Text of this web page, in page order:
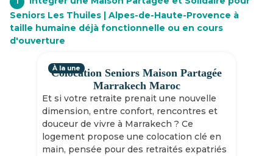
Seniors Les Thuiles | Alpes-de-Haute-Provence à
taille humaine déjà fonctionnelle ou en cours
d'ouverture
Colocation Seniors Maison Partagée
Marrakech Maroc
Et si votre retraite prenait une nouvelle
dimension, entre confort, rencontres et
douceur de vivre à Marrakech ? Ce
logement propose une colocation clé en
main, pensée pour des retraités expatriés
À la une